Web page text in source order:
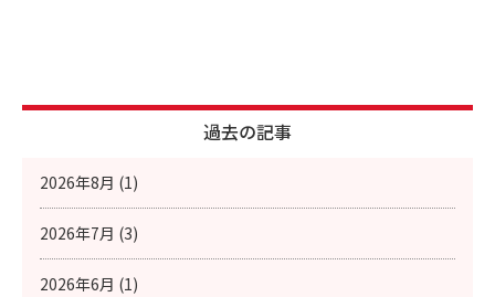
過去の記事
2026年8月 (1)
2026年7月 (3)
2026年6月 (1)